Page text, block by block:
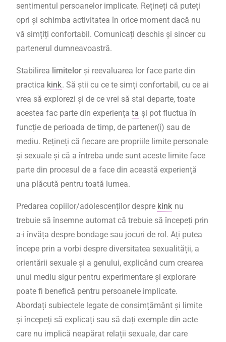
sentimentul persoanelor implicate. Rețineți că puteți
opri și schimba activitatea în orice moment dacă nu
vă simțiți confortabil. Comunicați deschis și sincer cu
partenerul dumneavoastră.
Stabilirea limitelor și reevaluarea lor face parte din
practica kink. Să știi cu ce te simți confortabil, cu ce ai
vrea să explorezi și de ce vrei să stai departe, toate
acestea fac parte din experiența ta și pot fluctua în
funcție de perioada de timp, de partener(i) sau de
mediu. Rețineți că fiecare are propriile limite personale
și sexuale și că a întreba unde sunt aceste limite face
parte din procesul de a face din această experiență
una plăcută pentru toată lumea.
Predarea copiilor/adolescenților despre kink nu
trebuie să însemne automat că trebuie să începeți prin
a-i învăța despre bondage sau jocuri de rol. Ați putea
începe prin a vorbi despre diversitatea sexualității, a
orientării sexuale și a genului, explicând cum crearea
unui mediu sigur pentru experimentare și explorare
poate fi benefică pentru persoanele implicate.
Abordați subiectele legate de consimțământ și limite
și începeți să explicați sau să dați exemple din acte
care nu implică neapărat relații sexuale, dar care